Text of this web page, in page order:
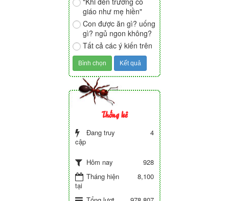
giáo như mẹ hiền"
Con được ăn gì? uống
gì? ngủ ngon không?
Tất cả các ý kiến trên
Thống kê
Đang truy
cập
4
Hôm nay
928
Tháng hiện
tại
8,100